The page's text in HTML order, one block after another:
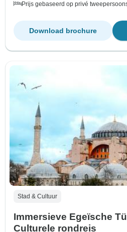
Prijs gebaseerd op privé
Download brochure
Stad & Cultuur
Immersieve Egeïsche
Culturele rondreis